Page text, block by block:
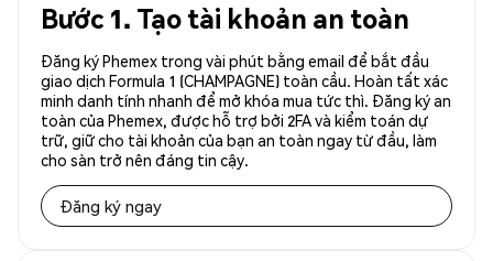
Bước 1. Tạo tài khoản an toàn
Đăng ký Phemex trong vài phút bằng email để bắt đầu
giao dịch Formula 1 (CHAMPAGNE) toàn cầu. Hoàn tất xác
minh danh tính nhanh để mở khóa mua tức thì. Đăng ký an
toàn của Phemex, được hỗ trợ bởi 2FA và kiểm toán dự
trữ, giữ cho tài khoản của bạn an toàn ngay từ đầu, làm
cho sàn trở nên đáng tin cậy.
Đăng ký ngay